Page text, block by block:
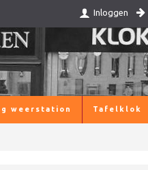
Inloggen
weerstation Tafelklok